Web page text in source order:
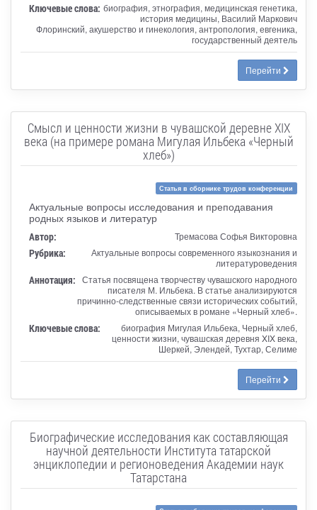
Ключевые слова: биография, этнография, медицинская генетика,
история медицины, Василий Маркович
Флоринский, акушерство и гинекология, антропология, евгеника,
государственный деятель
Перейти
Смысл и ценности жизни в чувашской деревне XIX
века (на примере романа Мигулая Ильбека «Черный
хлеб»)
Статья в сборнике трудов конференции
Актуальные вопросы исследования и преподавания
родных языков и литератур
Автор: Тремасова Софья Викторовна
Рубрика:
Актуальные вопросы современного языкознания и
литературоведения
Аннотация: Статья посвящена творчеству чувашского народного
писателя М. Ильбека. В статье анализируются
причинно-следственные связи исторических событий,
описываемых в романе «Черный хлеб».
Ключевые слова:
биография Мигулая Ильбека, Черный хлеб,
ценности жизни, чувашская деревня XIX века,
Шеркей, Элендей, Тухтар, Селиме
Перейти
Биографические исследования как составляющая
научной деятельности Института татарской
энциклопедии и регионоведения Академии наук
Татарстана